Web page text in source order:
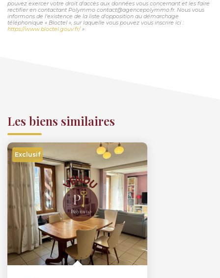
pouvez exercer votre droit d'accès aux données vous concernant et les faire
rectifier en contactant Polymmo contact@agencepolymmo.fr. Nous vous
informons de l'existence de la liste d'opposition au démarchage
téléphonique « Bloctel », sur laquelle vous pouvez vous inscrire ici :
https://www.bloctel.gouv.fr/»
Les biens similaires
Exclusif